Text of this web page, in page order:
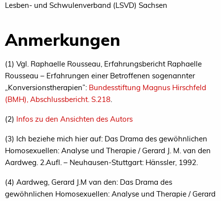
Lesben- und Schwulenverband (LSVD) Sachsen
Anmerkungen
(1) Vgl. Raphaelle Rousseau, Erfahrungsbericht Raphaelle
Rousseau – Erfahrungen einer Betroffenen sogenannter
„Konversionstherapien”: Bundesstiftung Magnus Hirschfeld
(BMH), Abschlussbericht. S.218
(2) Infos zu den Ansichten des Autors
(3) Ich beziehe mich hier auf: Das Drama des gewöhnlichen
Homosexuellen: Analyse und Therapie / Gerard J. M. van den
Aardweg. 2.Aufl. – Neuhausen-Stuttgart: Hänssler, 1992.
(4) Aardweg, Gerard J.M van den: Das Drama des
gewöhnlichen Homosexuellen: Analyse und Therapie / Gerard